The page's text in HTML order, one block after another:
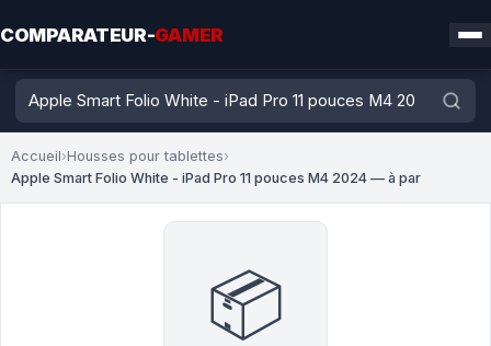
COMPARATEUR-GAMER
Accueil›Housses pour tablettes›
Apple Smart Folio White - iPad Pro 11 pouces M4 2024 — à par
📦